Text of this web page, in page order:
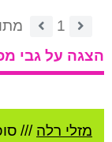
1
הצגה על גבי
מזלי רלה ///